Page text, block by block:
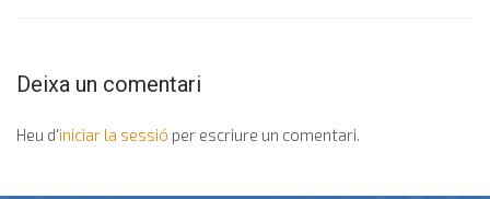
Deixa un comentari
Heu d'iniciar la sessió per escriure un comentari.